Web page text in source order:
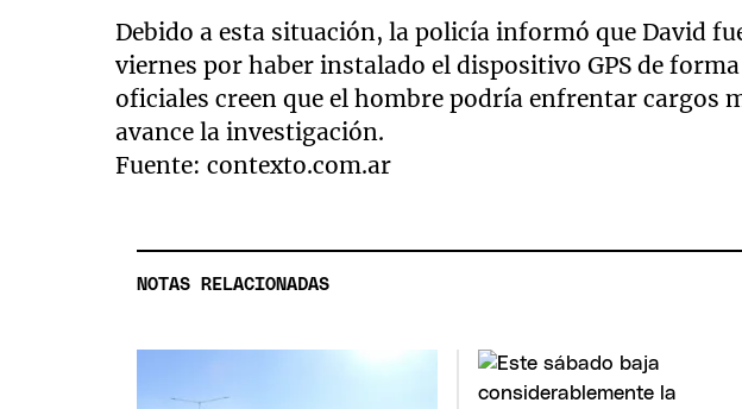
Debido a esta situación, la policía informó que David
viernes por haber instalado el dispositivo GPS de
oficiales creen que el hombre podría enfrentar cargos
avance la investigación.
Fuente: contexto.com.ar
NOTAS RELACIONADAS